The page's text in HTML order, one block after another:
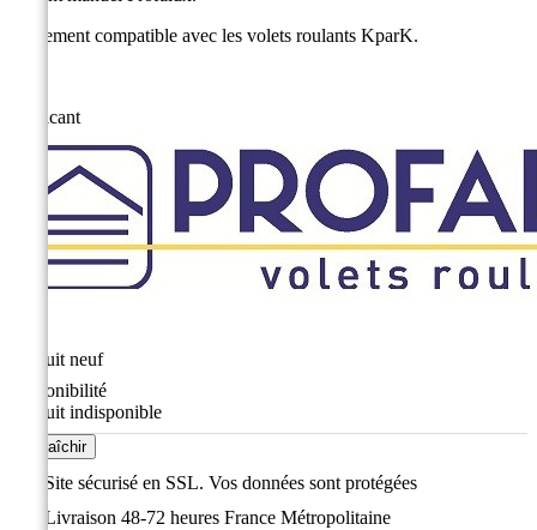
Egalement compatible avec les volets roulants KparK.
Fabricant
Produit neuf
Disponibilité
Produit indisponible
Site sécurisé en SSL. Vos données sont protégées
Livraison 48-72 heures France Métropolitaine